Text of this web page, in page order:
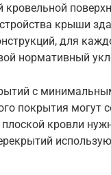
крыши
для
нормативный
с
покрытия могут
кровли